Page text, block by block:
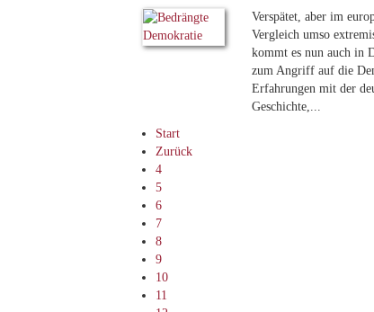
Verspätet, aber im
Vergleich umso
kommt es nun auch in
zum Angriff auf die
Erfahrungen mit der
Geschichte,...
Start
Zurück
4
5
6
7
8
9
10
11